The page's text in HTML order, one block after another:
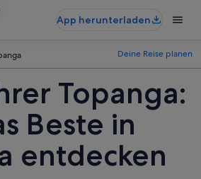
App herunterladen
Deine Reise planen
Topanga:
Beste in
entdecken